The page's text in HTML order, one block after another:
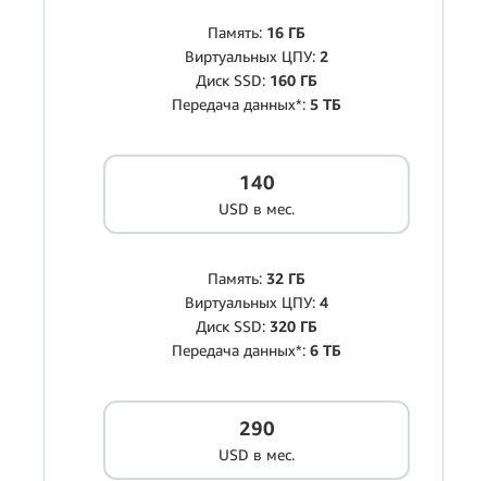
Память: 16 ГБ
Виртуальных ЦПУ: 2
Диск SSD: 160 ГБ
Передача данных*: 5 ТБ
140
USD в мес.
Память: 32 ГБ
Виртуальных ЦПУ: 4
Диск SSD: 320 ГБ
Передача данных*: 6 ТБ
290
USD в мес.